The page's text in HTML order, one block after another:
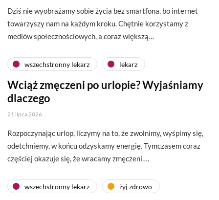
Dziś nie wyobrażamy sobie życia bez smartfona, bo internet
towarzyszy nam na każdym kroku. Chętnie korzystamy z
mediów społecznościowych, a coraz większą…
wszechstronny lekarz lekarz
Wciąż zmęczeni po urlopie? Wyjaśniamy
dlaczego
21 lipca 2026
Rozpoczynając urlop, liczymy na to, że zwolnimy, wyśpimy się,
odetchniemy, w końcu odzyskamy energię. Tymczasem coraz
częściej okazuje się, że wracamy zmęczeni….
wszechstronny lekarz żyj zdrowo